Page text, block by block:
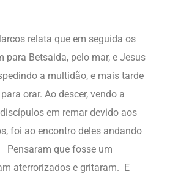
relata que em seguida os
para Betsaida, pelo mar, e Jesus
a multidão, e mais tarde
orar. Ao descer, vendo a
em remar devido aos
foi ao encontro deles andando
Pensaram que fosse um
aterrorizados e gritaram. E